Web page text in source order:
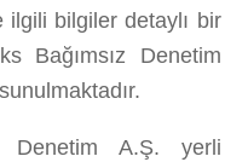
ilgili bilgiler detaylı bir
Bağımsız Denetim
Denetim A.Ş. yerli